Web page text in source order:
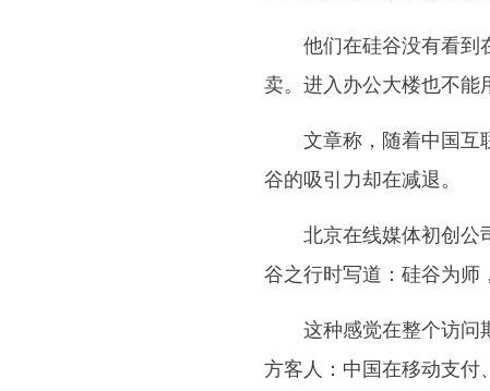
他们在硅谷没有看到
卖。进入办公大楼也不能
文章称，随着中国互
谷的吸引力却在减退。
北京在线媒体初创公
谷之行时写道：硅谷为师
这种感觉在整个访问
方客人：中国在移动支付